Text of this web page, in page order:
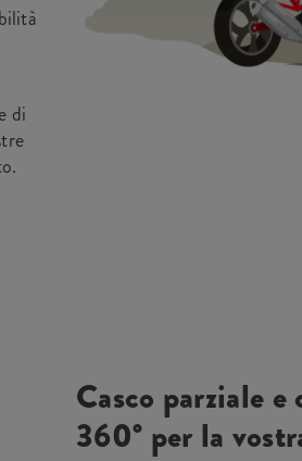
di
Casco parziale
360° per la